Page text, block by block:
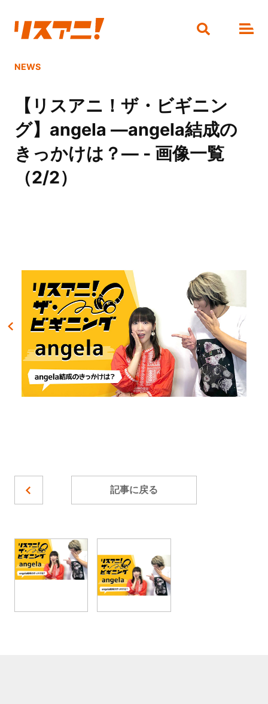
NEWS
【リスアニ！ザ・ビギニン
グ】angela ―angela結成の
きっかけは？― - 画像一覧
（2/2）
記事に戻る